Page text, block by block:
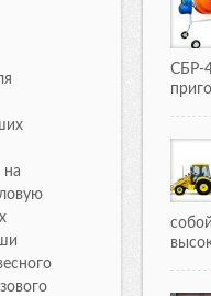
на
СБР-